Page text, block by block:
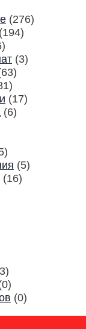
(276)
(194)
(3)
(17)
(6)
(5)
(16)
(0)